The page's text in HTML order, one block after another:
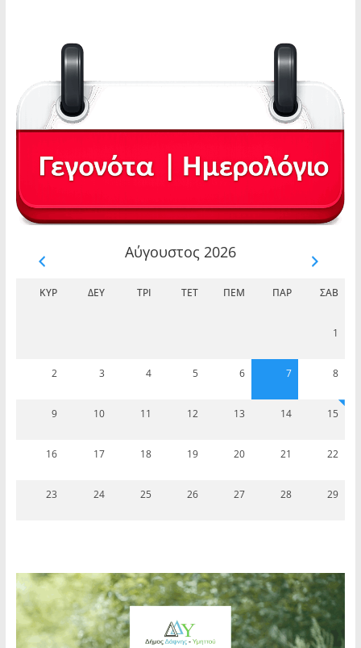
Αύγουστος 2026
ΚΥΡ ΔΕΥ ΤΡΊ ΤΕΤ ΠΈΜ ΠΑΡ ΣΆΒ
1
2 3 4 5 6 7 8
9 10 11 12 13 14 15
16 17 18 19 20 21 22
23 24 25 26 27 28 29